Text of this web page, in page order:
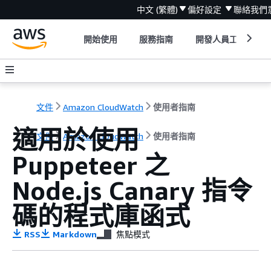
中文 (繁體) 偏好設定 聯絡我們
開始使用 服務指南 開發人員工具
文件 Amazon CloudWatch 使用者指南
文件 Amazon CloudWatch 使用者指南
適用於使用
Puppeteer 之
Node.js Canary 指令
碼的程式庫函式
RSS Markdown 焦點模式